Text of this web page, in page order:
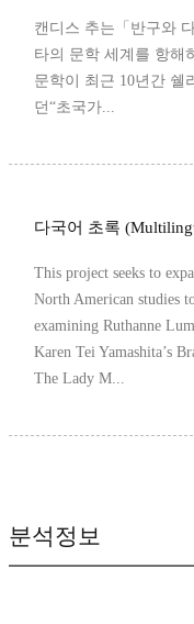
캔디스 추는「반구와
타의 문학 세계를 항해
문학이 최근 10년간 쉘
던“초국가...
다국어 초록
This project seeks to
North American studies
examining Ruthanne
Karen Tei Yamashita’s
The Lady M...
분석정보